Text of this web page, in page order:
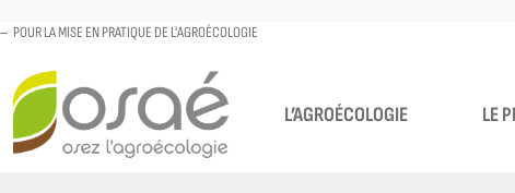
POUR LA MISE EN PRATIQUE DE L'AGROÉCOLOGIE
L’AGROÉCOLOGIE LE